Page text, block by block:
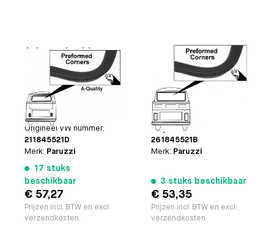
Achterruitrubber
zonder sierlijstgroef
Toepasbaar opBus
8.1967 t/m 7.1979
(behalve Pick-up)
Paruzzi nummer:
Origineel VW nummer:
211845521D
Merk: Paruzzi
17 stuks
beschikbaar
€ 57,27
Prijzen incl. BTW en excl.
verzendkosten
Achterruitrubber
zonder sierlijstgroef
Toepasbaar opBus
8.1967 t/m 7.1979
(alleen Pick-up)
Paruzzi nummer:
Origineel VW nummer:
261845521B
Merk: Paruzzi
3 stuks beschikbaar
€ 53,35
Prijzen incl. BTW en excl.
verzendkosten